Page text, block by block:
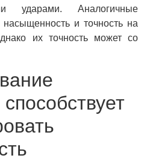
ударами. Аналогичные
и точность на
их точность может со